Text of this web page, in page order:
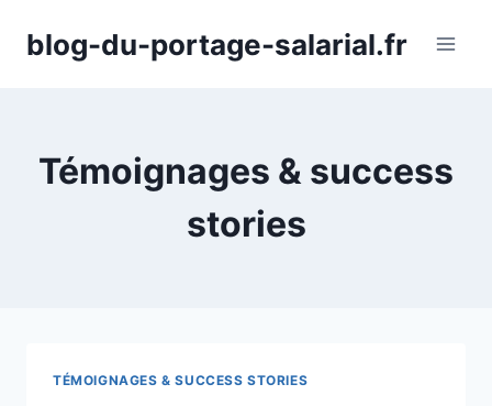
blog-du-portage-salarial.fr
Témoignages & success
stories
TÉMOIGNAGES & SUCCESS STORIES